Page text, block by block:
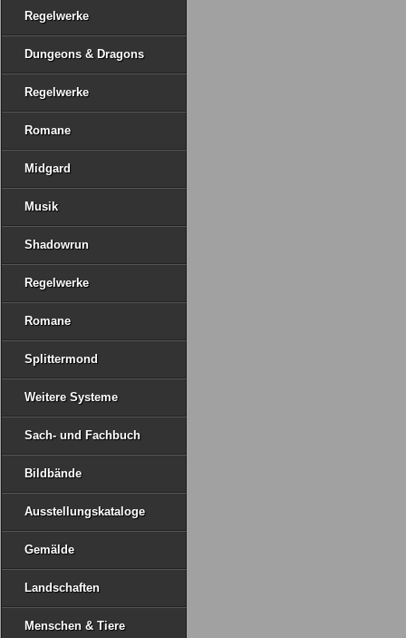
Regelwerke
Dungeons & Dragons
Regelwerke
Romane
Midgard
Musik
Shadowrun
Regelwerke
Romane
Splittermond
Weitere Systeme
Sach- und Fachbuch
Bildbände
Ausstellungskataloge
Gemälde
Landschaften
Menschen & Tiere